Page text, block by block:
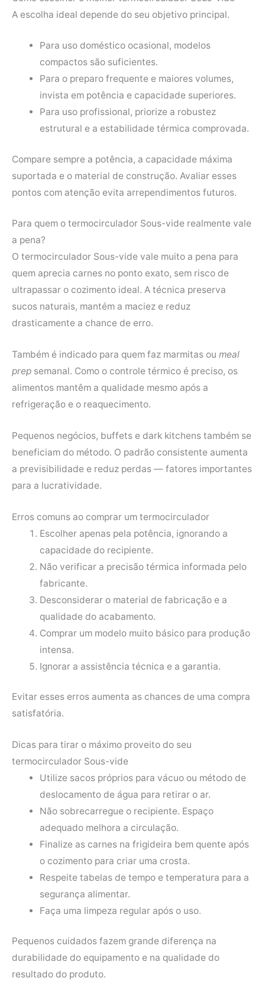
A escolha ideal depende do seu objetivo principal.
Para uso doméstico ocasional, modelos
compactos são suficientes.
Para o preparo frequente e maiores volumes,
invista em potência e capacidade superiores.
Para uso profissional, priorize a robustez
estrutural e a estabilidade térmica comprovada.
Compare sempre a potência, a capacidade máxima
suportada e o material de construção. Avaliar esses
pontos com atenção evita arrependimentos futuros.
Para quem o termocirculador Sous-vide realmente vale
a pena?
O termocirculador Sous-vide vale muito a pena para
quem aprecia carnes no ponto exato, sem risco de
ultrapassar o cozimento ideal. A técnica preserva
sucos naturais, mantém a maciez e reduz
drasticamente a chance de erro.
Também é indicado para quem faz marmitas ou meal
prep semanal. Como o controle térmico é preciso, os
alimentos mantêm a qualidade mesmo após a
refrigeração e o reaquecimento.
Pequenos negócios, buffets e dark kitchens também se
beneficiam do método. O padrão consistente aumenta
a previsibilidade e reduz perdas — fatores importantes
para a lucratividade.
Erros comuns ao comprar um termocirculador
Escolher apenas pela potência, ignorando a
capacidade do recipiente.
Não verificar a precisão térmica informada pelo
fabricante.
Desconsiderar o material de fabricação e a
qualidade do acabamento.
Comprar um modelo muito básico para produção
intensa.
Ignorar a assistência técnica e a garantia.
Evitar esses erros aumenta as chances de uma compra
satisfatória.
Dicas para tirar o máximo proveito do seu
termocirculador Sous-vide
Utilize sacos próprios para vácuo ou método de
deslocamento de água para retirar o ar.
Não sobrecarregue o recipiente. Espaço
adequado melhora a circulação.
Finalize as carnes na frigideira bem quente após
o cozimento para criar uma crosta.
Respeite tabelas de tempo e temperatura para a
segurança alimentar.
Faça uma limpeza regular após o uso.
Pequenos cuidados fazem grande diferença na
durabilidade do equipamento e na qualidade do
resultado do produto.